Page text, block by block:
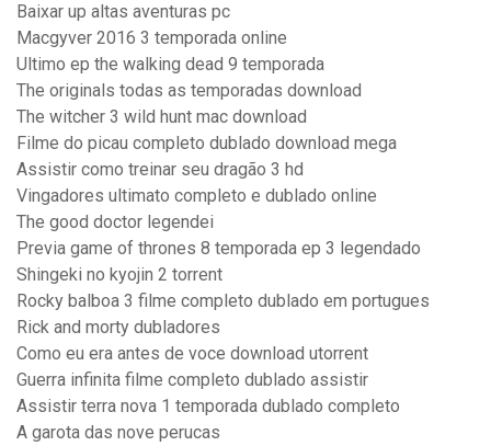
Baixar up altas aventuras pc
Macgyver 2016 3 temporada online
Ultimo ep the walking dead 9 temporada
The originals todas as temporadas download
The witcher 3 wild hunt mac download
Filme do picau completo dublado download mega
Assistir como treinar seu dragão 3 hd
Vingadores ultimato completo e dublado online
The good doctor legendei
Previa game of thrones 8 temporada ep 3 legendado
Shingeki no kyojin 2 torrent
Rocky balboa 3 filme completo dublado em portugues
Rick and morty dubladores
Como eu era antes de voce download utorrent
Guerra infinita filme completo dublado assistir
Assistir terra nova 1 temporada dublado completo
A garota das nove perucas